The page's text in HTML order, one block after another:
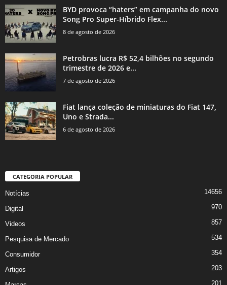
BYD provoca “haters” em campanha do novo
Song Pro Super-Híbrido Flex...
8 de agosto de 2026
Petrobras lucra R$ 52,4 bilhões no segundo
trimestre de 2026 e...
7 de agosto de 2026
Fiat lança coleção de miniaturas do Fiat 147,
Uno e Strada...
6 de agosto de 2026
CATEGORIA POPULAR
Notícias 14656
Digital 970
Videos 857
Pesquisa de Mercado 534
Consumidor 354
Artigos 203
201